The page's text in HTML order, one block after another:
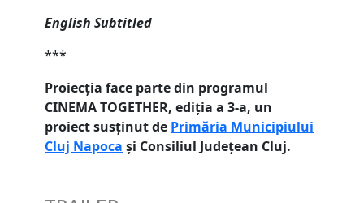
English Subtitled
***
Proiecția face parte din programul
CINEMA TOGETHER, ediția a 3-a, un
proiect susținut de Primăria Municipiului
Cluj Napoca și Consiliul Județean Cluj.